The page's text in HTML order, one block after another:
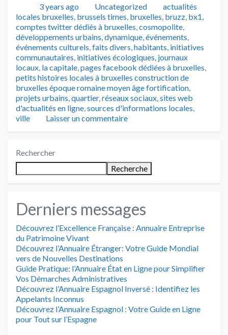
Publié3 years ago Catégories
Uncategorized Tags
actualités
locales bruxelles, brussels times, bruxelles, bruzz, bx1,
comptes twitter dédiés à bruxelles,cosmopolite,
développements urbains,dynamique,événements,
événements culturels,faits divers,habitants, initiatives
communautaires, initiatives écologiques, journaux
locaux, la capitale,pages facebook dédiées à bruxelles,
petits histoires locales à bruxelles construction de
bruxelles époque romaine moyen âge fortification,
projets urbains,quartier,réseaux sociaux,sites web
d'actualités en ligne,sources d'informations locales,
ville
Laisser un commentaire
Rechercher
Recherche
Derniers messages
Découvrez l’Excellence Française : Annuaire Entreprise
du Patrimoine Vivant
Découvrez l’Annuaire Étranger: Votre Guide Mondial
vers de Nouvelles Destinations
Guide Pratique: l’Annuaire État en Ligne pour Simplifier
Vos Démarches Administratives
Découvrez l’Annuaire Espagnol Inversé : Identifiez les
Appelants Inconnus
Découvrez l’Annuaire Espagnol : Votre Guide en Ligne
pour Tout sur l’Espagne